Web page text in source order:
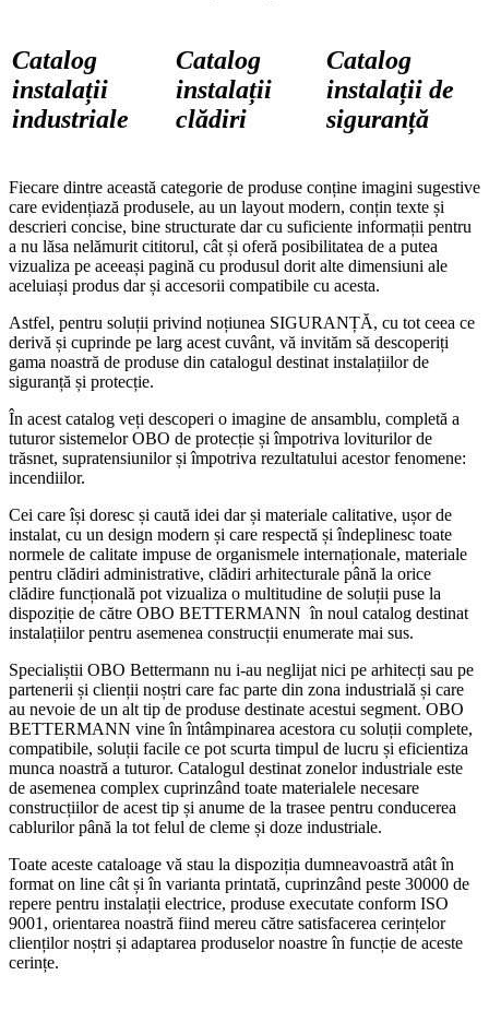
Catalog
instalații
industriale
Catalog
instalații
clădiri
Catalog
instalații de
siguranță
Fiecare dintre această categorie de produse conține imagini sugestive
care evidențiază produsele, au un layout modern, conțin texte și
descrieri concise, bine structurate dar cu suficiente informații pentru
a nu lăsa nelămurit cititorul, cât și oferă posibilitatea de a putea
vizualiza pe aceeași pagină cu produsul dorit alte dimensiuni ale
aceluiași produs dar și accesorii compatibile cu acesta.
Astfel, pentru soluții privind noțiunea SIGURANȚĂ, cu tot ceea ce
derivă și cuprinde pe larg acest cuvânt, vă invităm să descoperiți
gama noastră de produse din catalogul destinat instalațiilor de
siguranță și protecție.
În acest catalog veți descoperi o imagine de ansamblu, completă a
tuturor sistemelor OBO de protecție și împotriva loviturilor de
trăsnet, supratensiunilor și împotriva rezultatului acestor fenomene:
incendiilor.
Cei care își doresc și caută idei dar și materiale calitative, ușor de
instalat, cu un design modern și care respectă și îndeplinesc toate
normele de calitate impuse de organismele internaționale, materiale
pentru clădiri administrative, clădiri arhitecturale până la orice
clădire funcțională pot vizualiza o multitudine de soluții puse la
dispoziție de către OBO BETTERMANN în noul catalog destinat
instalațiilor pentru asemenea construcții enumerate mai sus.
Specialiștii OBO Bettermann nu i-au neglijat nici pe arhitecți sau pe
partenerii și clienții noștri care fac parte din zona industrială și care
au nevoie de un alt tip de produse destinate acestui segment. OBO
BETTERMANN vine în întâmpinarea acestora cu soluții complete,
compatibile, soluții facile ce pot scurta timpul de lucru și eficientiza
munca noastră a tuturor. Catalogul destinat zonelor industriale este
de asemenea complex cuprinzând toate materialele necesare
construcțiilor de acest tip și anume de la trasee pentru conducerea
cablurilor până la tot felul de cleme și doze industriale.
Toate aceste cataloage vă stau la dispoziția dumneavoastră atât în
format on line cât și în varianta printată, cuprinzând peste 30000 de
repere pentru instalații electrice, produse executate conform ISO
9001, orientarea noastră fiind mereu către satisfacerea cerințelor
clienților noștri și adaptarea produselor noastre în funcție de aceste
cerințe.